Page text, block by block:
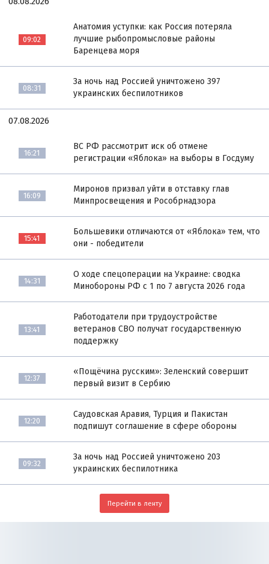
09:02
Анатомия уступки: как Россия потеряла
лучшие рыбопромысловые районы
Баренцева моря
08:31
За ночь над Россией уничтожено 397
украинских беспилотников
07.08.2026
16:21
ВС РФ рассмотрит иск об отмене
регистрации «Яблока» на выборы в Госдуму
16:09
Миронов призвал уйти в отставку глав
Минпросвещения и Рособрнадзора
15:41
Большевики отличаются от «Яблока» тем, что
они - победители
14:31
О ходе спецоперации на Украине: сводка
Минобороны РФ с 1 по 7 августа 2026 года
13:41
Работодатели при трудоустройстве
ветеранов СВО получат государственную
поддержку
12:37
«Пощёчина русским»: Зеленский совершит
первый визит в Сербию
12:20
Саудовская Аравия, Турция и Пакистан
подпишут соглашение в сфере обороны
09:32
За ночь над Россией уничтожено 203
украинских беспилотника
Перейти в ленту